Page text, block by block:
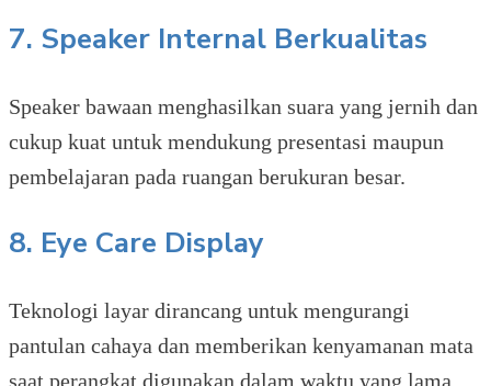
7. Speaker Internal Berkualitas
Speaker bawaan menghasilkan suara yang jernih dan
cukup kuat untuk mendukung presentasi maupun
pembelajaran pada ruangan berukuran besar.
8. Eye Care Display
Teknologi layar dirancang untuk mengurangi
pantulan cahaya dan memberikan kenyamanan mata
saat perangkat digunakan dalam waktu yang lama.